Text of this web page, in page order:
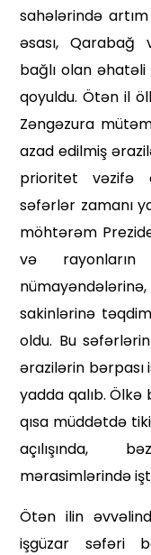
sahələrində
əsası, Qarabağ
bağlı olan
qoyuldu. Ötən il
Zəngəzura
azad edilmiş
prioritet vəzifə
səfərlər zamanı
möhtərəm
və rayon­ların
sakinlərinə
oldu. Bu
ərazilərin
yadda qalıb. Ölkə
qısa müddətdə
açılışında,
mərasimlərində
Ötən ilin
işgüzar səfəri